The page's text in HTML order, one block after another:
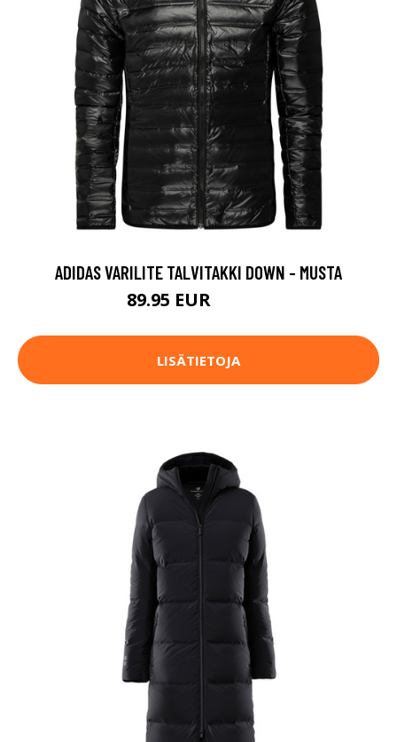
ADIDAS VARILITE TALVITAKKI DOWN - MUSTA
89.95 EUR
LISÄTIETOJA